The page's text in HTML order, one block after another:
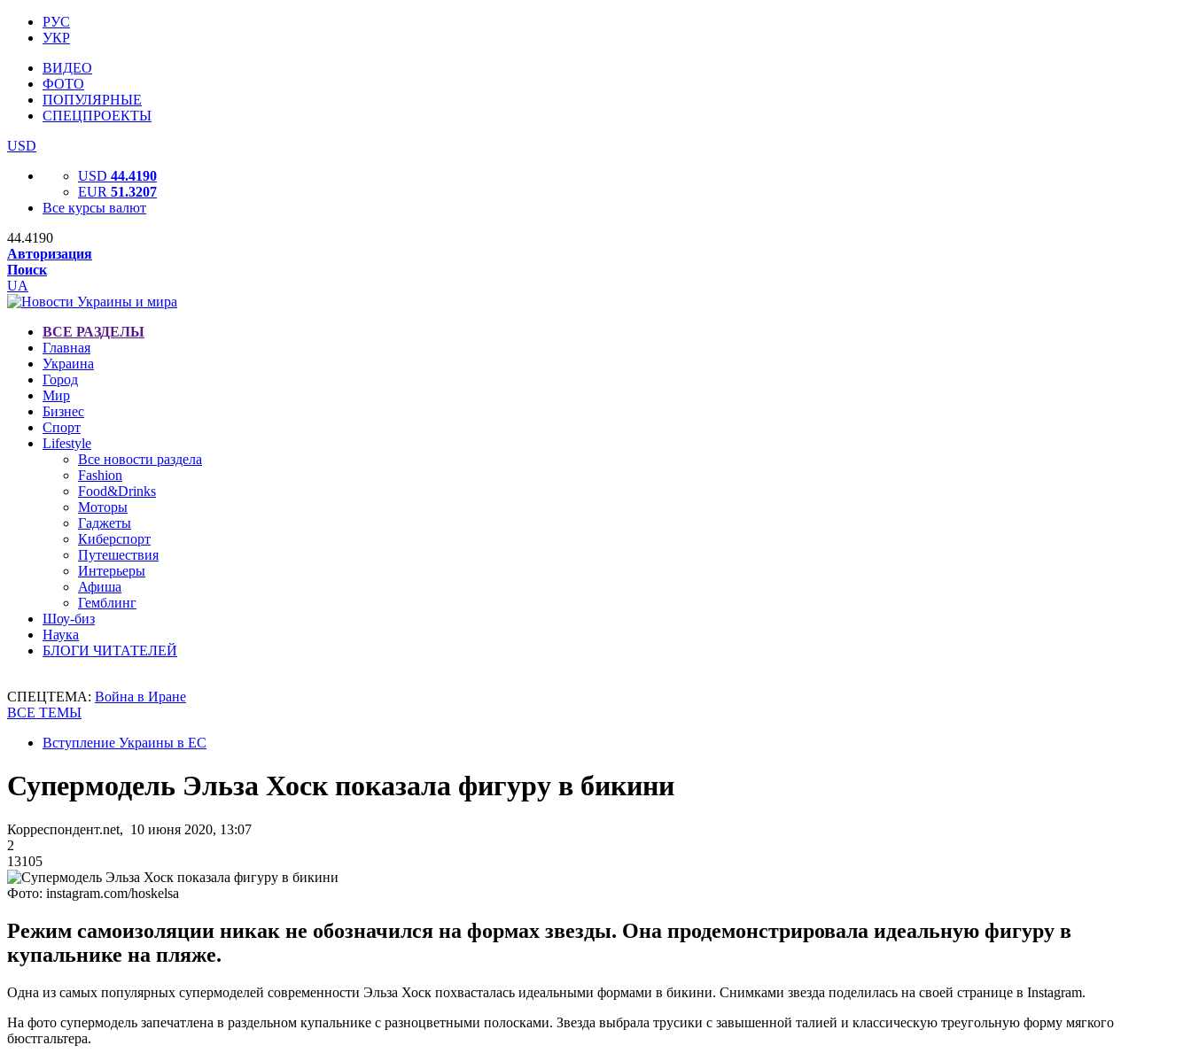
РУС
УКР
ВИДЕО
ФОТО
ПОПУЛЯРНЫЕ
СПЕЦПРОЕКТЫ
USD
USD 44.4190
EUR 51.3207
Все курсы валют
44.4190
Авторизация
Поиск
UA
ВСЕ РАЗДЕЛЫ
Главная
Украина
Город
Мир
Бизнес
Спорт
Lifestyle
Все новости раздела
Fashion
Food&Drinks
Моторы
Гаджеты
Киберспорт
Путешествия
Интерьеры
Афиша
Гемблинг
Шоу-биз
Наука
БЛОГИ ЧИТАТЕЛЕЙ
СПЕЦТЕМА: Война в Иране
ВСЕ ТЕМЫ
Вступление Украины в ЕС
Супермодель Эльза Хоск показала фигуру в бикини
Корреспондент.net, 10 июня 2020, 13:07
2
13105
Фото: instagram.com/hoskelsa
Режим самоизоляции никак не обозначился на формах звезды. Она продемонстрировала идеальную фигуру в
купальнике на пляже.
Одна из самых популярных супермоделей современности Эльза Хоск похвасталась идеальными формами в бикини. Снимками звезда поделилась на своей странице в Instagram.
На фото супермодель запечатлена в раздельном купальнике с разноцветными полосками. Звезда выбрала трусики с завышенной талией и классическую треугольную форму мягкого
бюстгальтера.